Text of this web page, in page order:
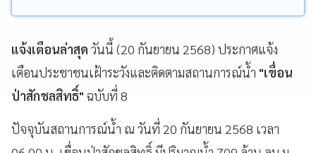
แจ้งเตือนล่าสุด วันนี้ (20 กันยายน 2568) ประกาศแจ้ง
เตือนประชาชนเฝ้าระวังและติดตามสถานการณ์น้ำ "เขื่อน
ป่าสักชลสิทธิ์" ฉบับที่ 8
ปัจจุบันสถานการณ์น้ำ ณ วันที่ 20 กันยายน 2568 เวลา